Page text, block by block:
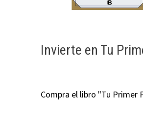
Invierte en Tu
Compra el libro "Tu Primer